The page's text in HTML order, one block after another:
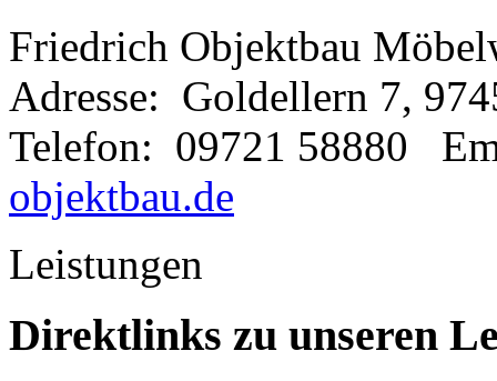
Friedrich Objektbau
Adresse: Goldellern 7,
Telefon: 09721 58880
objektbau.de
Leistungen
Direktlinks zu unseren